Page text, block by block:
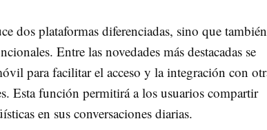
dos plataformas diferenciadas, sino que también
Entre las novedades más destacadas se
para facilitar el acceso y la integración con
Esta función permitirá a los usuarios compartir
en sus conversaciones diarias.